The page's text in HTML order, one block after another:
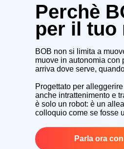
Perchè
per il tuo
BOB non si limita a
muove in autonomia con
arriva dove serve,
Progettato per
anche intrattenimento e
è solo un robot: è un
colloquio come se fosse
Parla ora